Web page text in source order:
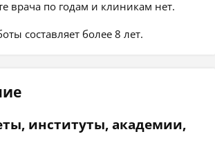
врача по годам и клиникам нет.
составляет более 8 лет.
институты, академии,